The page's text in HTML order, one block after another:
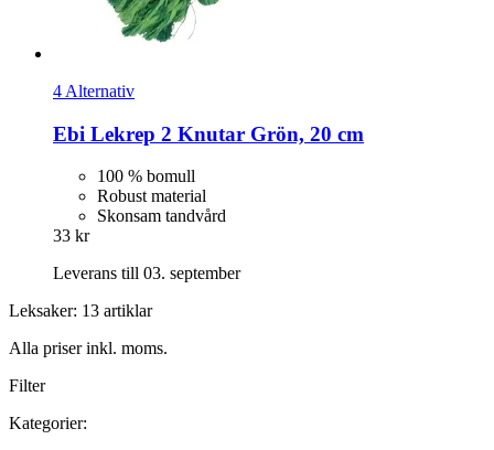
4 Alternativ
Ebi Lekrep 2 Knutar Grön, 20 cm
100 % bomull
Robust material
Skonsam tandvård
33 kr
Leverans till 03. september
Leksaker: 13 artiklar
Alla priser inkl. moms.
Filter
Kategorier: